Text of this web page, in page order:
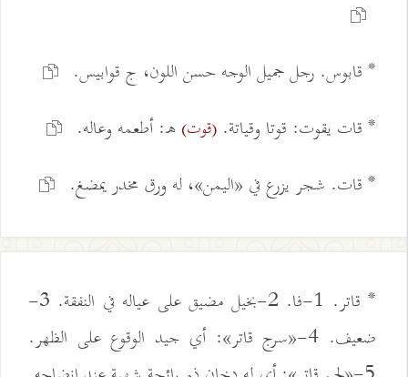
* قابوس. رجل جميل الوجه حسن اللون، ج قوابيس.
* قات يقوت: قوتا وقياتة. (قوت)ه: أطعمه وعاله.
* قات. شجر يزرع في «اليمن»، له ورق مخدر يمضغ.
* قاتر. 1-فا. 2-بخيل مضيق على عياله في النفقة. 3-
ضعيف. 4-«سرج قاتر»: أي جيد الوقوع على الظهر.